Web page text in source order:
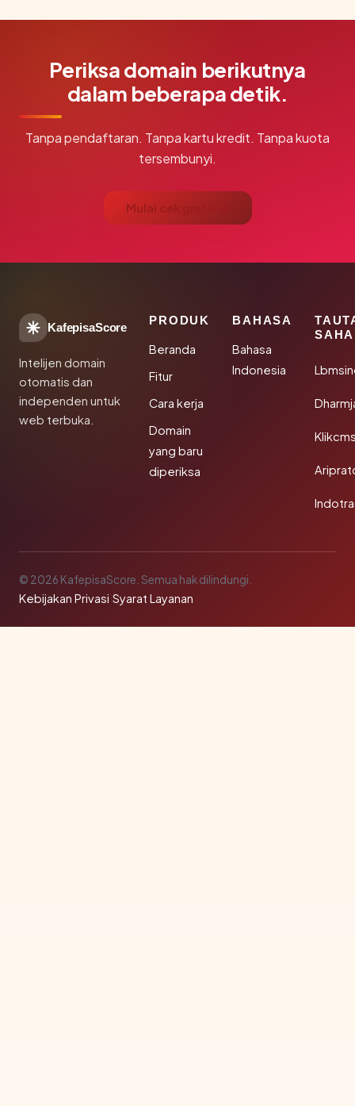
Periksa domain berikutnya
dalam beberapa detik.
Tanpa pendaftaran. Tanpa kartu kredit. Tanpa kuota
tersembunyi.
Mulai cek gratis →
KafepisaScore
Intelijen domain
otomatis dan
independen untuk
web terbuka.
PRODUK
Beranda
Fitur
Cara kerja
Domain
yang baru
diperiksa
BAHASA
Bahasa
Indonesia
© 2026 KafepisaScore. Semua hak dilindungi.
Kebijakan Privasi·Syarat Layanan